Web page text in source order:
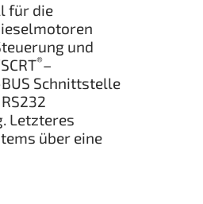
für die
und
®–
Schnittstelle
Letzteres
über eine